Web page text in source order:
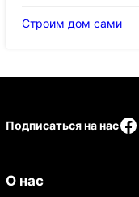
Строим дом сами
Подписаться на нас
О нас